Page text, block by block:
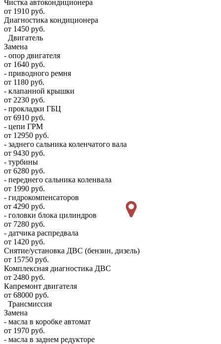
Чистка автокондиционера
от 1910 руб.
Диагностика кондиционера
от 1450 руб.
Двигатель
Замена
- опор двигателя
от 1640 руб.
- приводного ремня
от 1180 руб.
- клапанной крышки
от 2230 руб.
- прокладки ГБЦ
от 6910 руб.
- цепи ГРМ
от 12950 руб.
- заднего сальника коленчатого вала
от 9430 руб.
- турбины
от 6280 руб.
- переднего сальника коленвала
от 1990 руб.
- гидрокомпенсаторов
от 4290 руб.
- головки блока цилиндров
от 7280 руб.
- датчика распредвала
от 1420 руб.
Снятие/установка ДВС (бензин, дизель)
от 15750 руб.
Комплексная диагностика ДВС
от 2480 руб.
Капремонт двигателя
от 68000 руб.
Трансмиссия
Замена
- масла в коробке автомат
от 1970 руб.
- масла в заднем редукторе